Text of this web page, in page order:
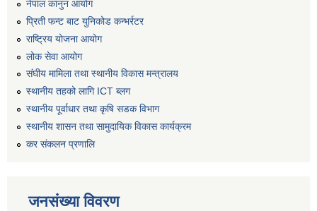
नेपाल कानुन आयोग
प्रिती फन्ट बाट युनिकोड कन्भर्रटर
राष्ट्रिय योजना आयोग
लोक सेवा आयोग
संघीय मामिला तथा स्थानीय विकास मन्त्रालय
स्थानीय तहको लागि ICT ब्लग
स्थानीय पूर्वाधार तथा कृषि सडक विभाग
स्थानीय शासन तथा सामुदायिक विकास कार्यक्रम
कर स‌ंकलन प्रणालि
जनसंख्या विवरण